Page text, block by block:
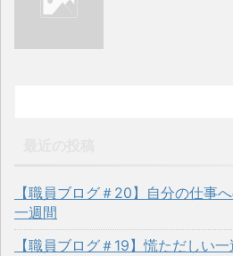
【職員ブログ＃20】自分の仕事
一週間
【職員ブログ＃19】慌ただしい一